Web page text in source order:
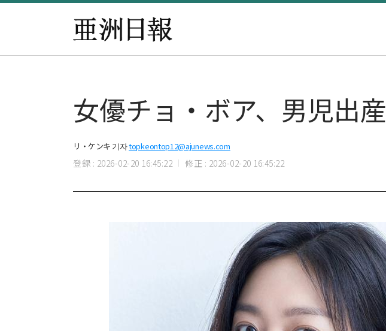
女優チョ・ボア、男児出産
リ・ケンキ 기자topkeontop12@ajunews.com
登録 : 2026-02-20 16:45:22 修正 : 2026-02-20 16:45:22